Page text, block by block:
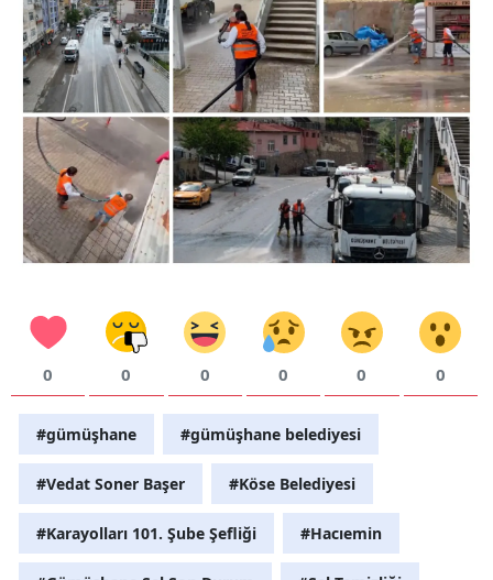
0 0 0 0 0 0
#gümüşhane #gümüşhane belediyesi
#Vedat Soner Başer #Köse Belediyesi
#Karayolları 101. Şube Şefliği #Hacıemin